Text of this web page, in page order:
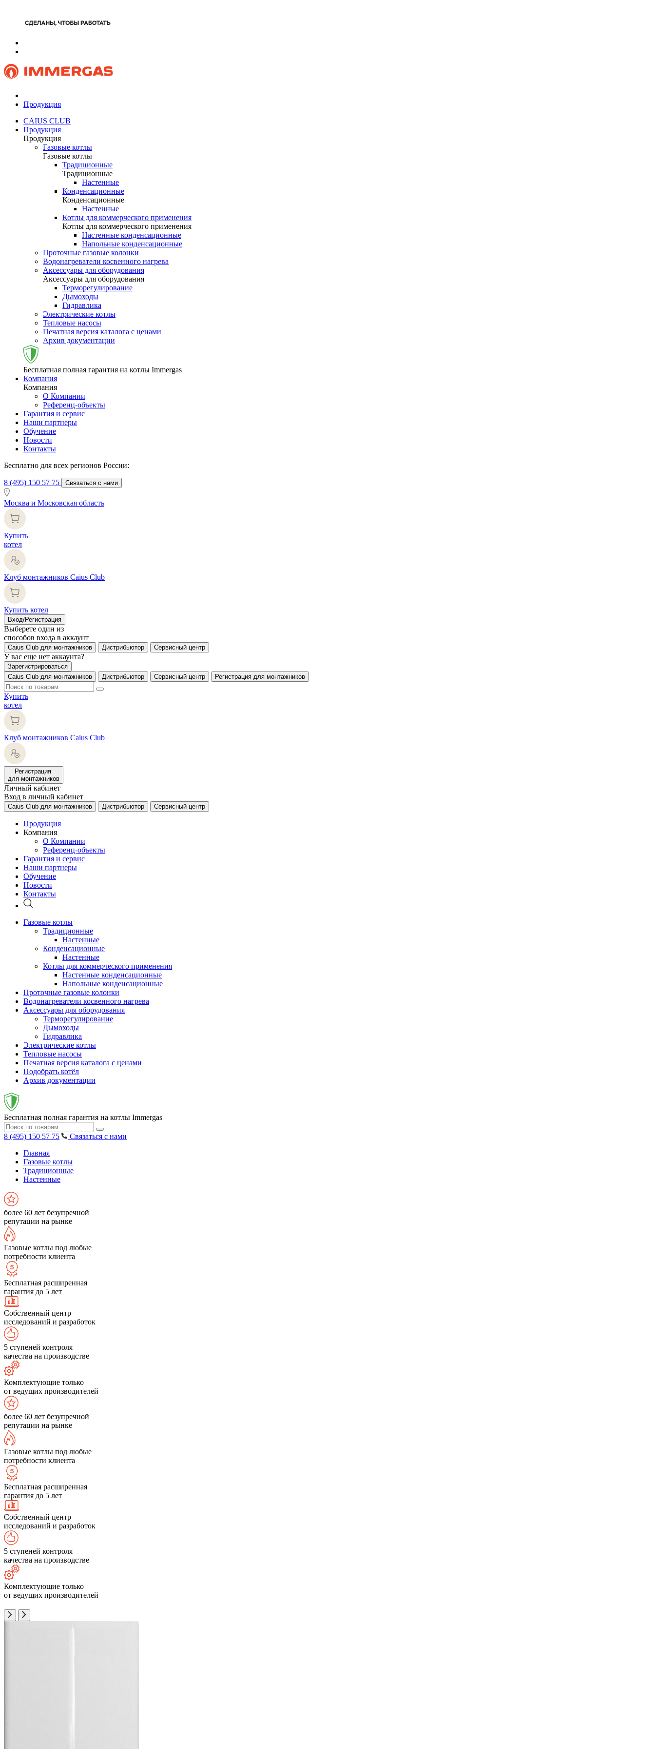
Продукция
CAIUS CLUB
Продукция
Продукция
Газовые котлы
Газовые котлы
Традиционные
Традиционные
Настенные
Конденсационные
Конденсационные
Настенные
Котлы для коммерческого применения
Котлы для коммерческого применения
Настенные конденсационные
Напольные конденсационные
Проточные газовые колонки
Водонагреватели косвенного нагрева
Аксессуары для оборудования
Аксессуары для оборудования
Терморегулирование
Дымоходы
Гидравлика
Электрические котлы
Тепловые насосы
Печатная версия каталога с ценами
Архив документации
Бесплатная полная гарантия на котлы Immergas
Компания
Компания
О Компании
Референц-объекты
Гарантия и сервис
Наши партнеры
Обучение
Новости
Контакты
Бесплатно для всех регионов России:
8 (495) 150 57 75 Связаться с нами
Москва и Московская область
Купить
котел
Клуб монтажников Caius Club
Купить котел
Вход/Регистрация
Выберете один из
способов входа в аккаунт
Caius Club для монтажников Дистрибьютор Сервисный центр
У вас еще нет аккаунта?
Зарегистрироваться
Caius Club для монтажников
Дистрибьютор Сервисный центр Регистрация для монтажников
Купить
котел
Клуб монтажников Caius Club
Регистрация
для монтажников
Личный кабинет
Вход в личный кабинет
Caius Club для монтажников Дистрибьютор Сервисный центр
Продукция
Компания
О Компании
Референц-объекты
Гарантия и сервис
Наши партнеры
Обучение
Новости
Контакты
Газовые котлы
Традиционные
Настенные
Конденсационные
Настенные
Котлы для коммерческого применения
Настенные конденсационные
Напольные конденсационные
Проточные газовые колонки
Водонагреватели косвенного нагрева
Аксессуары для оборудования
Терморегулирование
Дымоходы
Гидравлика
Электрические котлы
Тепловые насосы
Печатная версия каталога с ценами
Подобрать котёл
Архив документации
Бесплатная полная гарантия на котлы Immergas
8 (495) 150 57 75
Связаться с нами
Главная
Газовые котлы
Традиционные
Настенные
более 60 лет безупречной
репутации на рынке
Газовые котлы под любые
потребности клиента
Бесплатная расширенная
гарантия до 5 лет
Собственный центр
исследований и разработок
5 ступеней контроля
качества на производстве
Комплектующие только
от ведущих производителей
более 60 лет безупречной
репутации на рынке
Газовые котлы под любые
потребности клиента
Бесплатная расширенная
гарантия до 5 лет
Собственный центр
исследований и разработок
5 ступеней контроля
качества на производстве
Комплектующие только
от ведущих производителей